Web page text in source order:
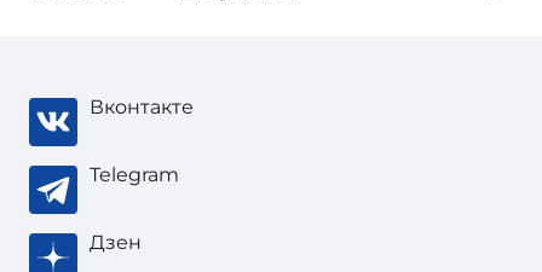
Вконтакте
Telegram
Дзен